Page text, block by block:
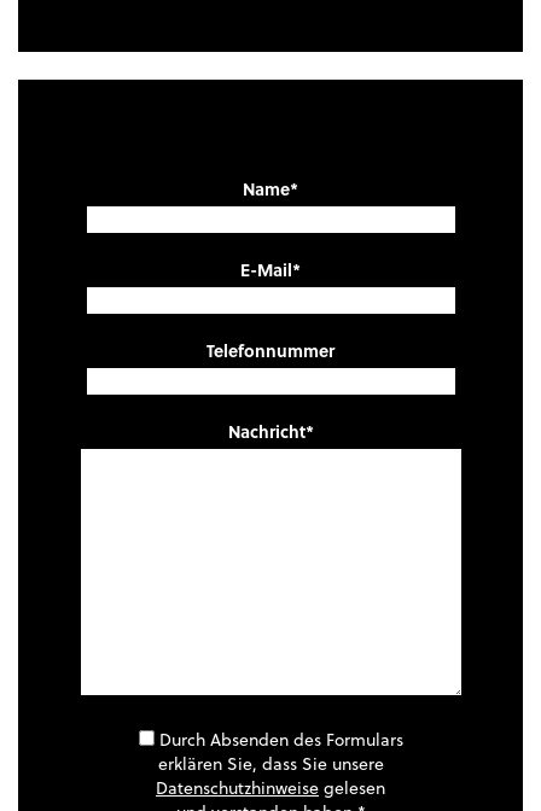
Name*
E-Mail*
Telefonnummer
Nachricht*
Durch Absenden des Formulars
erklären Sie, dass Sie unsere
Datenschutzhinweise gelesen